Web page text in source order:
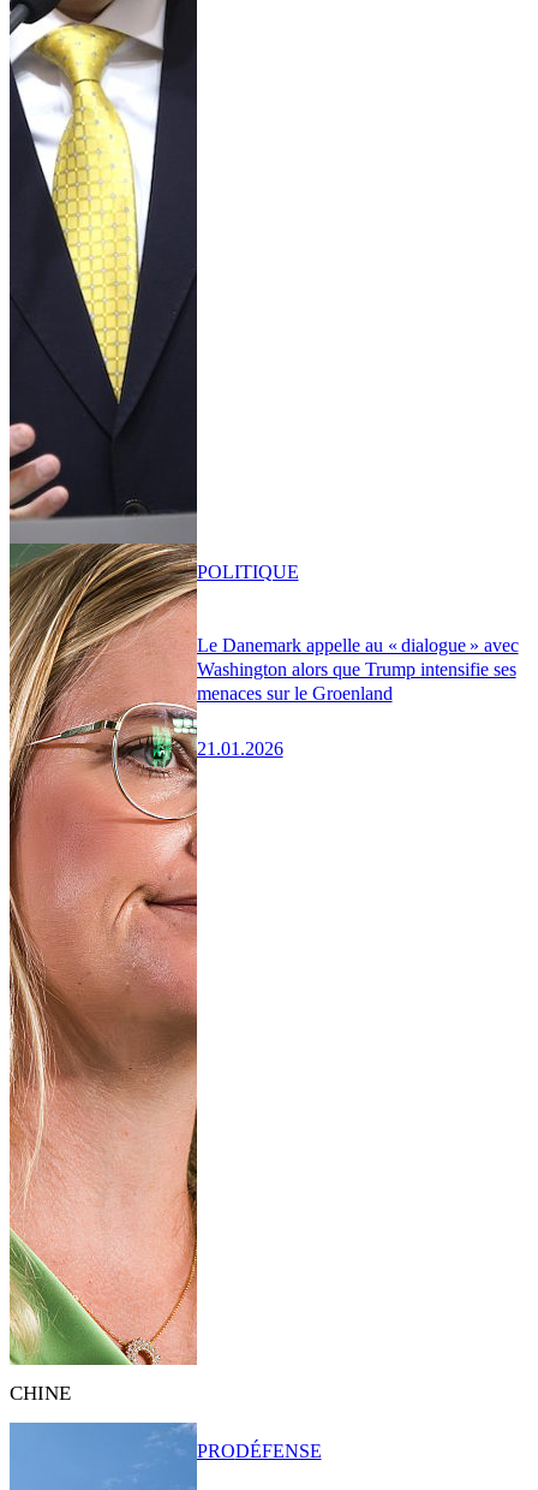
Le Danemark appelle au « dialogue » avec
Washington alors que Trump intensifie ses
menaces sur le Groenland
21.01.2026
POLITIQUE
CHINE
PRODÉFENSE